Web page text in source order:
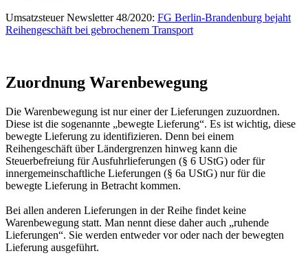
Umsatzsteuer Newsletter 48/2020: FG Berlin-Brandenburg bejaht
Reihengeschäft bei gebrochenem Transport
Zuordnung Warenbewegung
Die Warenbewegung ist nur einer der Lieferungen zuzuordnen.
Diese ist die sogenannte „bewegte Lieferung“. Es ist wichtig, diese
bewegte Lieferung zu identifizieren. Denn bei einem
Reihengeschäft über Ländergrenzen hinweg kann die
Steuerbefreiung für Ausfuhrlieferungen (§ 6 UStG) oder für
innergemeinschaftliche Lieferungen (§ 6a UStG) nur für die
bewegte Lieferung in Betracht kommen.
Bei allen anderen Lieferungen in der Reihe findet keine
Warenbewegung statt. Man nennt diese daher auch „ruhende
Lieferungen“. Sie werden entweder vor oder nach der bewegten
Lieferung ausgeführt.